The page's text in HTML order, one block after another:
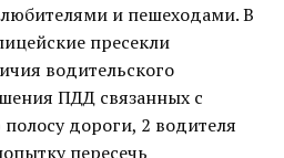
и пешеходами. В
пресекли
водительского
ПДД связанных с
дороги, 2 водителя
пересечь